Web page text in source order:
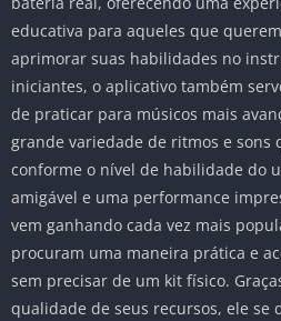
educativa para aqueles que
aprimorar suas habilidades no
iniciantes, o aplicativo também
de praticar para músicos mais
grande variedade de ritmos e sons
conforme o nível de habilidade do
amigável e uma performance
vem ganhando cada vez mais
procuram uma maneira prática e
sem precisar de um kit físico.
qualidade de seus recursos, ele se